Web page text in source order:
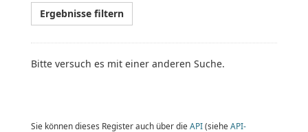
Ergebnisse filtern
Bitte versuch es mit einer anderen Suche.
Sie können dieses Register auch über die API(siehe API-